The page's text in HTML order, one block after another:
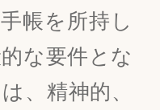
帳を所持し
な要件とな
、精神的、